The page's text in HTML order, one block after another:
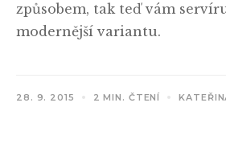
způsobem, tak teď vám
modernější variantu.
28. 9. 2015 2 MIN. ČTENÍ